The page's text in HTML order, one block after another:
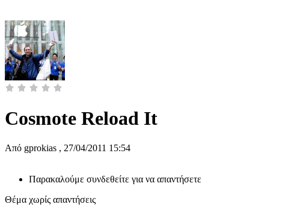
Cosmote Reload It
Από gprokias , 27/04/2011 15:54
Παρακαλούμε συνδεθείτε για να απαντήσετε
Θέμα χωρίς απαντήσεις